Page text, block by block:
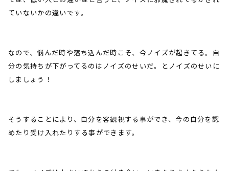
ていないかの違いです。
なので、悩んだ時や落ち込んだ時こそ、今ノイズが起きてる。自
分の気持ちが下がってるのはノイズのせいだ。とノイズのせいに
しましょう！
そうすることにより、自分を客観視する事ができ、今の自分を認
めたり受け入れたりする事ができます。